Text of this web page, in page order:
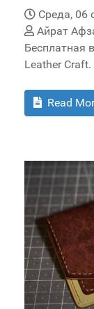
Среда, 06
Айрат
Бесплатная
Leather Craft.
Read